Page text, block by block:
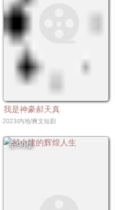
我是神豪郝天真
2023/内地/爽文短剧
全99集